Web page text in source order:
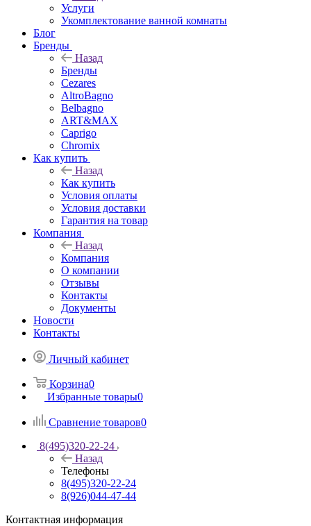
Услуги
Укомплектование ванной комнаты
Блог
Бренды
Назад
Бренды
Cezares
AltroBagno
Belbagno
ART&MAX
Caprigo
Chromix
Как купить
Назад
Как купить
Условия оплаты
Условия доставки
Гарантия на товар
Компания
Назад
Компания
О компании
Отзывы
Контакты
Документы
Новости
Контакты
Личный кабинет
Корзина0
Избранные товары0
Сравнение товаров0
8(495)320-22-24
Назад
Телефоны
8(495)320-22-24
8(926)044-47-44
Контактная информация